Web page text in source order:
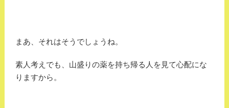
まあ、それはそうでしょうね。
素人考えでも、山盛りの薬を持ち帰る人を見て心配にな
りますから。